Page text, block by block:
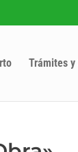
Trámites